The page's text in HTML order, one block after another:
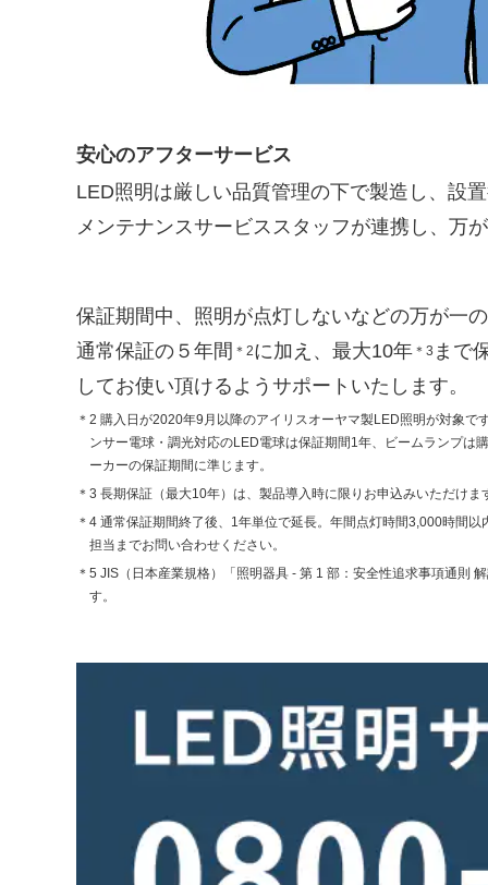
安心のアフターサービス
LED照明は厳しい品質管理の下で製造し、設
メンテナンスサービススタッフが連携し、万
保証期間中、照明が点灯しないなどの万が一
通常保証の５年間 ＊2に加え、最大10年 ＊3 まで
してお使い頂けるようサポートいたします。
＊2 購入日が2020年9月以降のアイリスオーヤマ製LED照明が対象
ンサー電球・調光対応のLED電球は保証期間1年、ビームランプ
ーカーの保証期間に準じます。
＊3 長期保証（最大10年）は、製品導入時に限りお申込みいただけ
＊4 通常保証期間終了後、1年単位で延長。年間点灯時間3,000時間
担当までお問い合わせください。
＊5 JIS（日本産業規格）「照明器具 - 第 1 部：安全性追求事項通則
す。